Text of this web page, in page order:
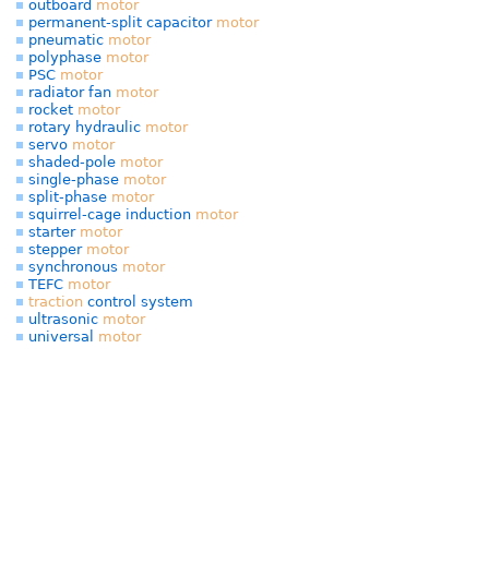
outboard motor
permanent-split capacitor motor
pneumatic motor
polyphase motor
PSC motor
radiator fan motor
rocket motor
rotary hydraulic motor
servo motor
shaded-pole motor
single-phase motor
split-phase motor
squirrel-cage induction motor
starter motor
stepper motor
synchronous motor
TEFC motor
traction control system
ultrasonic motor
universal motor